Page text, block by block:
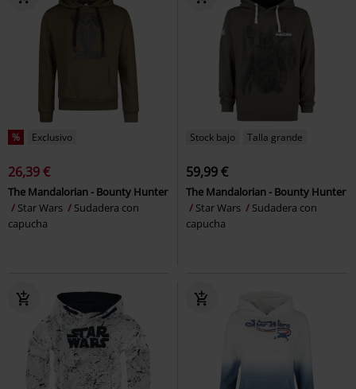
% Exclusivo
26,39 €
The Mandalorian - Bounty Hunter
Star Wars
Sudadera con
capucha
Stock bajo Talla grande
59,99 €
The Mandalorian - Bounty Hunter
Star Wars
Sudadera con
capucha